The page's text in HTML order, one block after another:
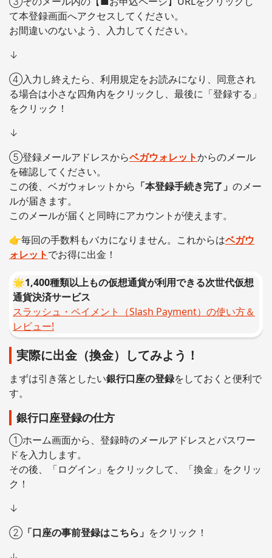
て本登録画面へアクセスしてください。
お間違いのないよう、入力してください。
↓
④入力し終えたら、利用規定をお読みになり、同意され
る場合は小さな四角内をクリックし、最後に「登録する」
をクリック！
↓
⑤登録メールアドレスからベガウォレットからのメール
を確認してください。
この後、ベガウォレットから 「本登録手続き完了」 のメー
ルが届きます。
このメールが届くと同時にアカウントが使えます。
👉毎回の手数料もバカになりません。これからはベガウ
ォレットでお得に出金！
🌟1,400種類以上もの仮想通貨が利用できる次世代仮想
通貨決済サービス
スラッシュ・ペイメント（Slash Payment）の使い方＆
レビュー!
実際に出金（換金）してみよう！
まずは引き落としたい銀行口座の登録をしておくと便利で
す。
銀行口座登録の仕方
①ホーム画面から、登録時のメールアドレスとパスワー
ドを入力します。
その後、「ログイン」をクリックして、「換金」をクリッ
ク！
↓
② 「口座の事前登録はこちら」 をクリック！